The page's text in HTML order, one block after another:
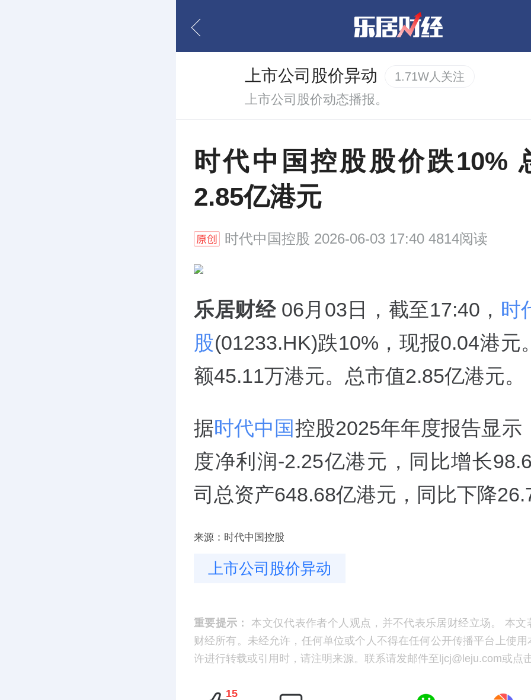
上市公司股价异动 1.71W人关注
上市公司股价动态播报。
时代中国控股股价跌10%
2.85亿港元
时代中国控股 2026-06-03 17:40 4814阅读
乐居财经06月03日，截至17:40， 时
股(01233.HK)跌10%，现报0.04港元
额45.11万港元。总市值2.85亿港元。
据时代中国控股2025年年度报告显示
度净利润-2.25亿港元，同比增长
司总资产648.68亿港元，同比下降
来源：时代中国控股
上市公司股价异动
重要提示：
本文仅代表作者个人观点，并不代表乐居财经立场。 本文
财经所有。未经允许，任何单位或个人不得在任何公开传播平台上使
许进行转载或引用时，请注明来源。联系请发邮件至ljcj@leju.com或点
15